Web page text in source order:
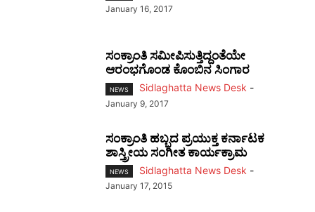
January 16, 2017
ಸಂಕ್ರಾಂತಿ ಸಮೀಪಿಸುತ್ತಿದ್ದಂತೆಯೇ
ಆರಂಭಗೊಂಡ ಕೊಂಬಿನ ಸಿಂಗಾರ
NEWS Sidlaghatta News Desk -
January 9, 2017
ಸಂಕ್ರಾಂತಿ ಹಬ್ಬದ ಪ್ರಯುಕ್ತ ಕರ್ನಾಟಕ
ಶಾಸ್ತ್ರೀಯ ಸಂಗೀತ ಕಾರ್ಯಕ್ರಾಮ
NEWS Sidlaghatta News Desk -
January 17, 2015